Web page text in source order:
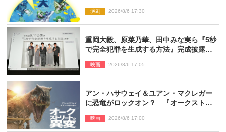
演劇 2026/8/6 17:30
重岡大毅、原菜乃華、田中みな実ら『5秒
で完全犯罪を生成する方法』完成披露に
映画 2026/8/6 17:05
アン・ハサウェイ＆ユアン・マクレガー
に恐竜がロックオン？ 『オークストリ
解禁
映画 2026/8/6 17:00